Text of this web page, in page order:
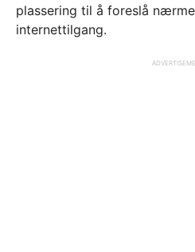
plassering til å foreslå
internettilgang.